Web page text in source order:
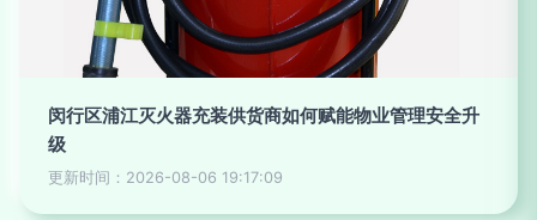
闵行区浦江灭火器充装供货商如何赋能物业管理安全升
级
更新时间：2026-08-06 19:17:09